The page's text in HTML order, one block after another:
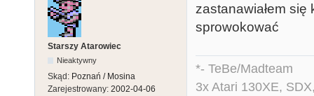
Starszy Atarowiec
Nieaktywny
Skąd: Poznań / Mosina
Zarejestrowany: 2002-04-06
zastanawiałem
sprowokować
*- TeBe/Madteam
3x Atari 130XE,